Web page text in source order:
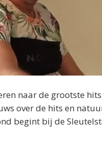
naar de grootste
over de hits en
begint bij de